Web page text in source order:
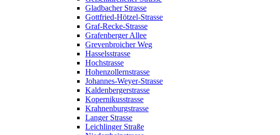
Gladbacher Strasse
Gottfried-Hötzel-Strasse
Graf-Recke-Strasse
Grafenberger Allee
Grevenbroicher Weg
Hasselsstrasse
Hochstrasse
Hohenzollernstrasse
Johannes-Weyer-Strasse
Kaldenbergerstrasse
Kopernikusstrasse
Krahnenburgstrasse
Langer Strasse
Leichlinger Straße